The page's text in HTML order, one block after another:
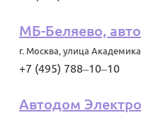
МБ-Беляево,
г. Москва, улица Академика
+7 (495) 788‒10‒10
Автодом Электро